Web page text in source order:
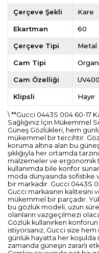
Çerçeve Şekli Kare
Ekartman 60
Çerçeve Tipi Metal
Cam Tipi
Cam Özelliği UV400
Klipsli Hayır
\ **Gucci 0443S 004 60-17
Sağlığınız İçin Mükemmel
Güneş Gözlükleri, hem
mükemmel bir tercihtir.
koruma altına alan bu
şıklığıyla her ortamda
malzemeler ve ergonomik
kullanımda bile konfor
moda dünyasında sofistike
bir markadır. Gucci 0443S
Gucci markasının kalitesini
mükemmel bir parçadır.
bu gözlük modeli, uzun
olanların vazgeçilmezi
Gözlük kullanırken konforun
istiyorsanız, Gucci size hem
günlük hayatta her koşulda
zamanda güneşin zararlı